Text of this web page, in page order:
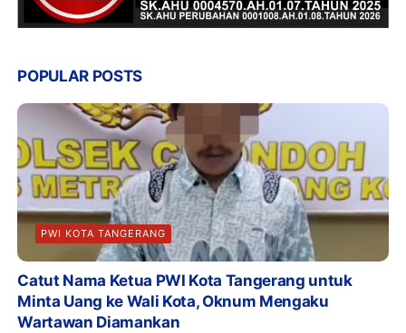
POPULAR POSTS
PWI KOTA TANGERANG
Catut Nama Ketua PWI Kota Tangerang untuk
Minta Uang ke Wali Kota, Oknum Mengaku
Wartawan Diamankan